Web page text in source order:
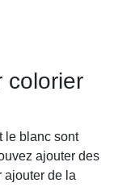
colorier
le blanc sont
ajouter des
ajouter de la